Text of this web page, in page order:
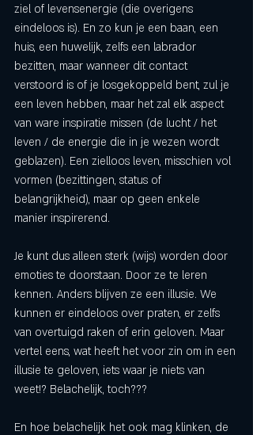
ziel of levensenergie (die overigens
eindeloos is). En zo kun je een baan, een
huis, een huwelijk, zelfs een labrador
bezitten, maar wanneer dit contact
verstoord is of je losgekoppeld bent, zul je
een leven hebben, maar het zal elk aspect
van ware inspiratie missen (de lucht / het
leven / de energie die in je wezen wordt
geblazen). Een zielloos leven, misschien vol
vormen (bezittingen, status of
belangrijkheid), maar op geen enkele
manier inspirerend.
Je kunt dus alleen sterk (wijs) worden door
emoties te doorstaan. Door ze te leren
kennen. Anders blijven ze een illusie. We
kunnen er eindeloos over praten, er zelfs
van overtuigd raken of erin geloven. Maar
vertel eens, wat heeft het voor zin om in een
illusie te geloven, iets waar je niets van
weet!? Belachelijk, toch???
En hoe belachelijk het ook mag klinken, de